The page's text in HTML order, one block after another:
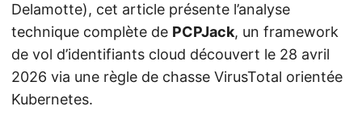
Delamotte), cet article présente l’analyse
technique complète de PCPJack, un framework
de vol d’identifiants cloud découvert le 28 avril
2026 via une règle de chasse VirusTotal orientée
Kubernetes.